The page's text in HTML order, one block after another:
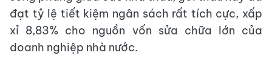
đạt tỷ lệ tiết kiệm ngân sách rất tích cực, xấp
xỉ 8,83% cho nguồn vốn sửa chữa lớn của
doanh nghiệp nhà nước.